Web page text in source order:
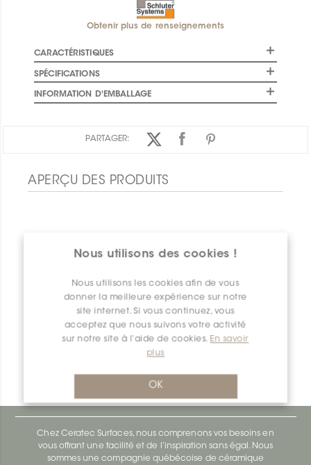
Nous utilisons des cookies !
Nous utilisons les cookies afin de vous
donner la meilleure expérience sur notre
site internet. Si vous continuez, vous
acceptez que nous suivons votre activité
sur notre site à l’aide de cookies. En savoir
plus
OK
Obtenir plus de renseignements
CARACTÉRISTIQUES
SPÉCIFICATIONS
INFORMATION D'EMBALLAGE
PARTAGER:
APERÇU DES PRODUITS
Bara-Rw E90/RW120BW
Chez Ceratec Surfaces, nous comprenons vos besoins en
vous offrant une facilité et de l’inspiration sans égal. Nous
sommes une compagnie québécoise de céramique